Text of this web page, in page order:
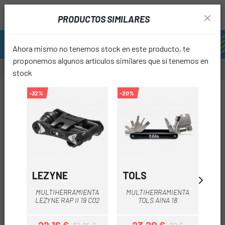
PRODUCTOS SIMILARES
Ahora mismo no tenemos stock en este producto, te
proponemos algunos artículos similares que sí tenemos en
stock
-32%
LEZYNE
MULTIHERRAMIENTA
LEZYNE RAP II 19 CO2
-20%
TOLS
MULTIHERRAMIENTA
TOLS AINA 18